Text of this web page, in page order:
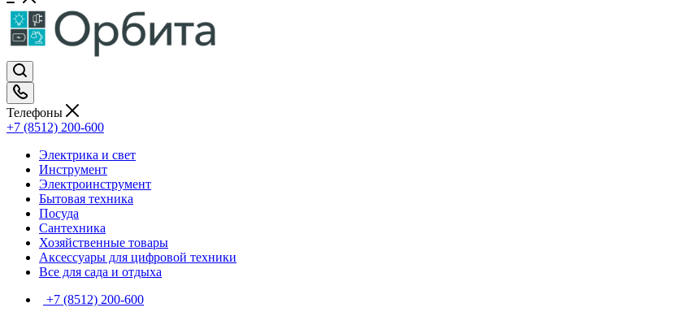
Телефоны
+7 (8512) 200-600
Электрика и свет
Инструмент
Электроинструмент
Бытовая техника
Посуда
Сантехника
Хозяйственные товары
Аксессуары для цифровой техники
Все для сада и отдыха
+7 (8512) 200-600